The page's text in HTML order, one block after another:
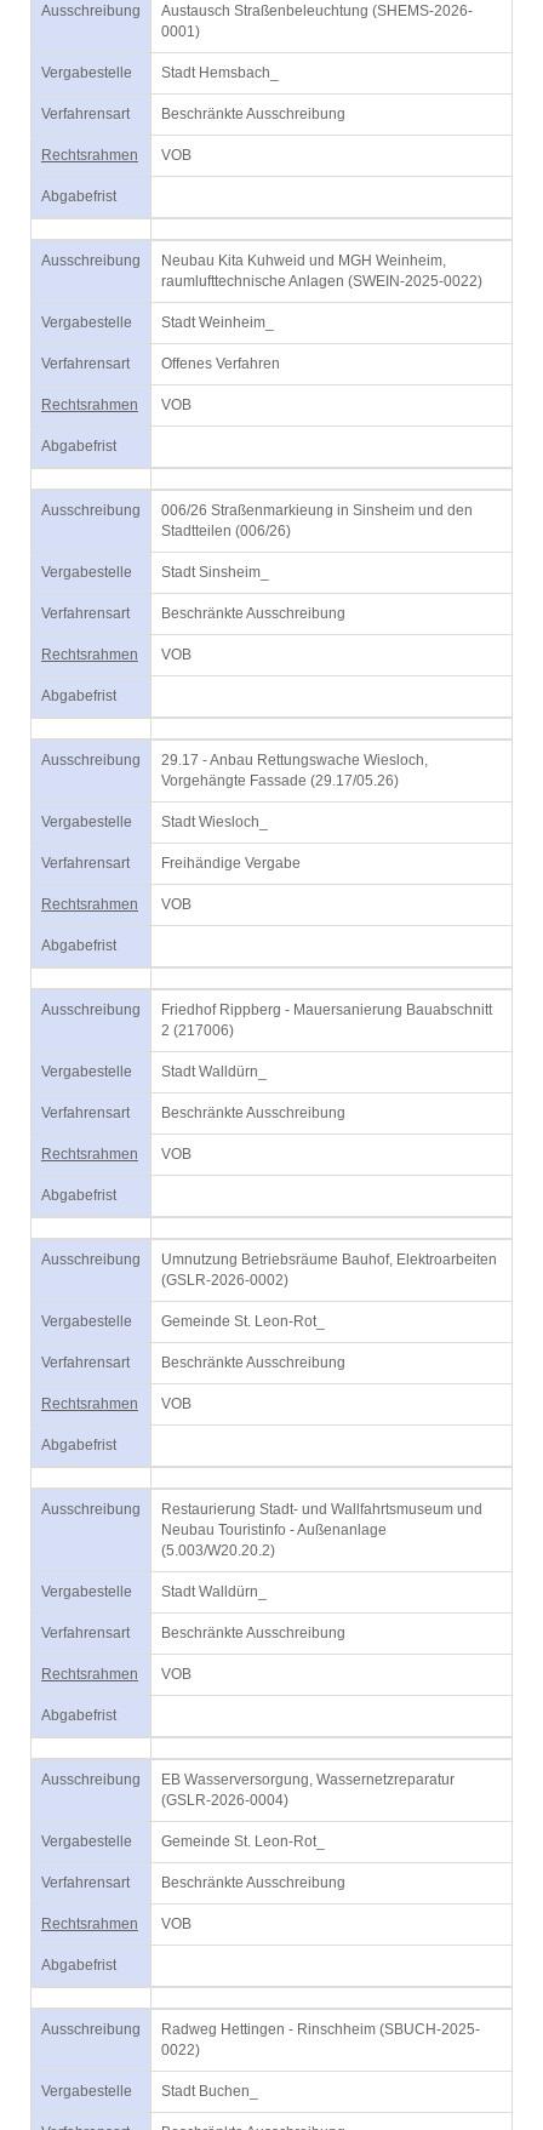
Ausschreibung
Austausch Straßenbeleuchtung (SHEMS-2026-
0001)
Vergabestelle Stadt Hemsbach_
Verfahrensart Beschränkte Ausschreibung
Rechtsrahmen VOB
Abgabefrist
Ausschreibung
Neubau Kita Kuhweid und MGH Weinheim,
raumlufttechnische Anlagen (SWEIN-2025-0022)
Vergabestelle Stadt Weinheim_
Verfahrensart Offenes Verfahren
Rechtsrahmen VOB
Abgabefrist
Ausschreibung
006/26 Straßenmarkieung in Sinsheim und den
Stadtteilen (006/26)
Vergabestelle Stadt Sinsheim_
Verfahrensart Beschränkte Ausschreibung
Rechtsrahmen VOB
Abgabefrist
Ausschreibung
29.17 - Anbau Rettungswache Wiesloch,
Vorgehängte Fassade (29.17/05.26)
Vergabestelle Stadt Wiesloch_
Verfahrensart Freihändige Vergabe
Rechtsrahmen VOB
Abgabefrist
Ausschreibung
Friedhof Rippberg - Mauersanierung Bauabschnitt
2 (217006)
Vergabestelle Stadt Walldürn_
Verfahrensart Beschränkte Ausschreibung
Rechtsrahmen VOB
Abgabefrist
Ausschreibung
Umnutzung Betriebsräume Bauhof, Elektroarbeiten
(GSLR-2026-0002)
Vergabestelle Gemeinde St. Leon-Rot_
Verfahrensart Beschränkte Ausschreibung
Rechtsrahmen VOB
Abgabefrist
Ausschreibung
Restaurierung Stadt- und Wallfahrtsmuseum und
Neubau Touristinfo - Außenanlage
(5.003/W20.20.2)
Vergabestelle Stadt Walldürn_
Verfahrensart Beschränkte Ausschreibung
Rechtsrahmen VOB
Abgabefrist
Ausschreibung
EB Wasserversorgung, Wassernetzreparatur
(GSLR-2026-0004)
Vergabestelle Gemeinde St. Leon-Rot_
Verfahrensart Beschränkte Ausschreibung
Rechtsrahmen VOB
Abgabefrist
Ausschreibung
Radweg Hettingen - Rinschheim (SBUCH-2025-
0022)
Vergabestelle Stadt Buchen_